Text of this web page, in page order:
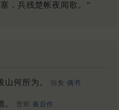
，兵残楚帐夜闻歌。”
山何所为。 徐夤 偶书
。 曹邺 秦后作